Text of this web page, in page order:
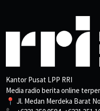
Kantor Pusat LPP RRI
Media radio berita online
📍 Jl. Medan Merdeka Barat